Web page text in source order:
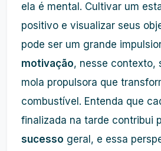
ela é mental. Cultivar um
positivo e visualizar seus
pode ser um grande
motivação, nesse contexto,
mola propulsora que
combustível. Entenda que
finalizada na tarde contribui
sucesso geral, e essa